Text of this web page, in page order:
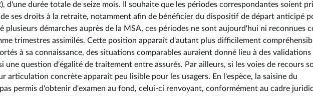
d'une durée totale de seize mois. Il souhaite que les périodes correspondantes soient
ses droits à la retraite, notamment afin de bénéficier du dispositif de départ anticipé
plusieurs démarches auprès de la MSA, ces périodes ne sont aujourd'hui ni reconnues
trimestres assimilés. Cette position apparaît d'autant plus difficilement
à sa connaissance, des situations comparables auraient donné lieu à des validations
une question d'égalité de traitement entre assurés. Par ailleurs, si les voies de recours
articulation concrète apparaît peu lisible pour les usagers. En l'espèce, la saisine du
permis d'obtenir d'examen au fond, celui-ci renvoyant, conformément au cadre